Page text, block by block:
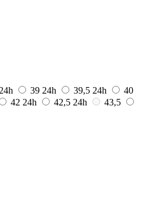
24h 39 24h 39,5 24h
40
42 24h 42,5 24h
43,5